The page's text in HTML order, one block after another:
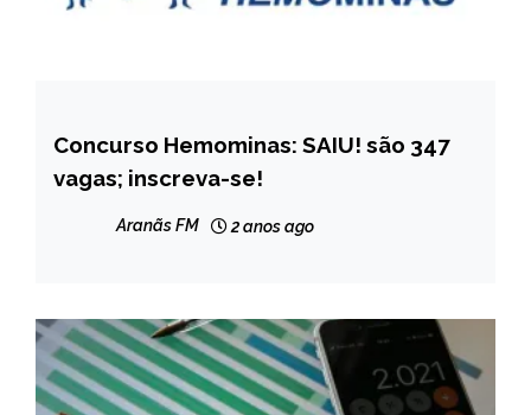
MINAS
GERAIS
NOTÍCIAS
Concurso Hemominas: SAIU! são 347
vagas; inscreva-se!
Aranãs FM 2 anos ago